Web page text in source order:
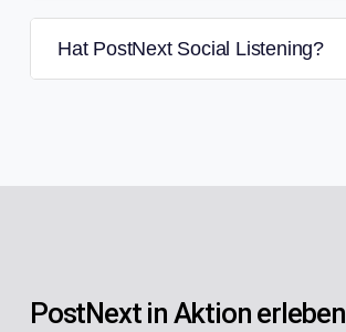
Hat PostNext Social Listening?
PostNext in Aktion erleben